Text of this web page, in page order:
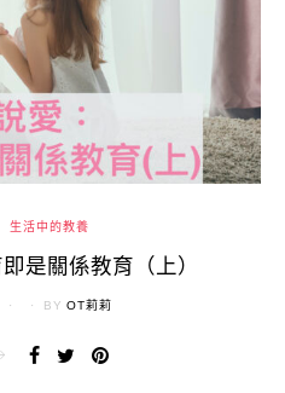
生活中的教養
是關係教育（上）
BY OT莉莉